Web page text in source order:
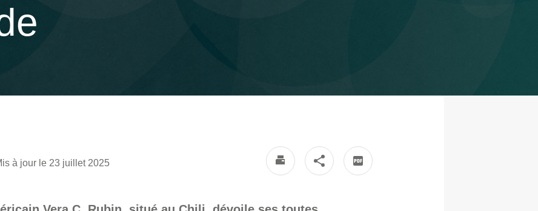
à jour le 23 juillet 2025